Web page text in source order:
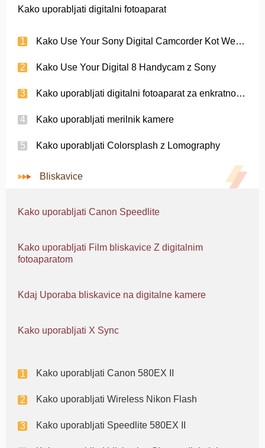
Kako uporabljati digitalni fotoaparat
Kako Use Your Sony Digital Camcorder Kot Webcam
Kako Use Your Digital 8 Handycam z Sony
Kako uporabljati digitalni fotoaparat za enkratno uporabo
Kako uporabljati merilnik kamere
Kako uporabljati Colorsplash z Lomography
Bliskavice
Kako uporabljati Canon Speedlite
Kako uporabljati Film bliskavice Z digitalnim
fotoaparatom
Kdaj Uporaba bliskavice na digitalne kamere
Kako uporabljati X Sync
Kako uporabljati Canon 580EX II
Kako uporabljati Wireless Nikon Flash
Kako uporabljati Speedlite 580EX II